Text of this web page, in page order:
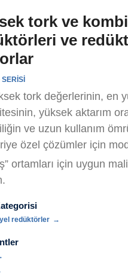
tork ve
ve
tork değerlerinin, en
yüksek aktarım
ve uzun kullanım
özel çözümler için
ortamları için uygun
redüktörler